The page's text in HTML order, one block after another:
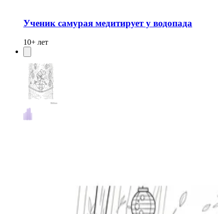
Ученик самурая медитирует у водопада
10+ лет